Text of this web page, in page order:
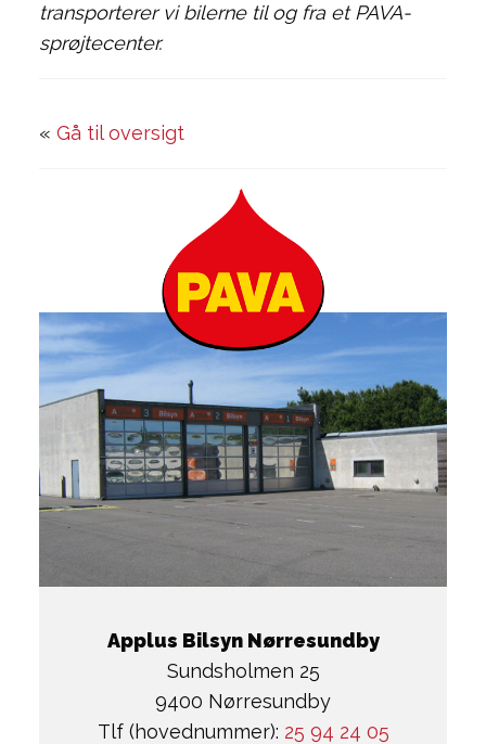
Applus Bilsyn Nørresundby
Sundsholmen 25
9400 Nørresundby
Tlf (hovednummer): 25 94 24 05
transporterer vi bilerne til og fra et PAVA-
sprøjtecenter.
« Gå til oversigt